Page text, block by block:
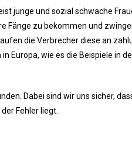
junge und sozial schwache
Fänge zu bekommen und
die Verbrecher diese an
Europa, wie es die Beispiele in
Dabei sind wir uns sicher,
Fehler liegt.